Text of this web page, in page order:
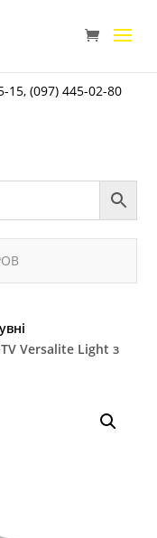
15,(097) 445-02-80
Versalite Light з